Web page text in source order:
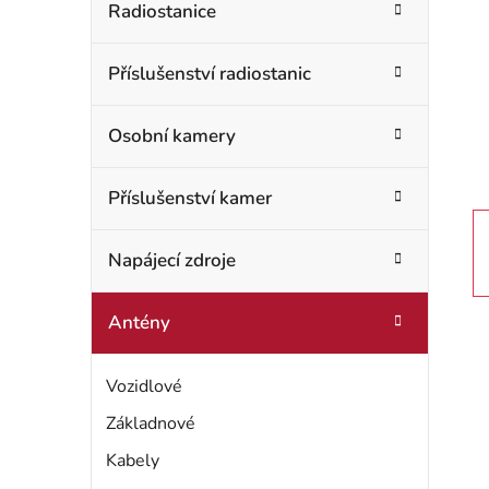
n
n
p
a
n
e
Radiostanice
Příslušenství radiostanic
Osobní kamery
Příslušenství kamer
Napájecí zdroje
Antény
Vozidlové
Základnové
Kabely